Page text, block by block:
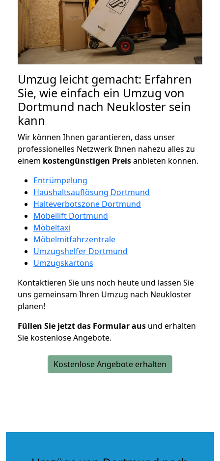
Umzug leicht gemacht: Erfahren
Sie, wie einfach ein Umzug von
Dortmund nach Neukloster sein
kann
Wir können Ihnen garantieren, dass unser
professionelles Netzwerk Ihnen nahezu alles zu
einem kostengünstigen Preisanbieten können.
Entrümpelung
Haushaltsauflösung Dortmund
Halteverbotszone Dortmund
Möbellift Dortmund
Möbeltaxi
Möbelmitfahrzentrale
Umzugshelfer Dortmund
Umzugskartons
Kontaktieren Sie uns noch heute und lassen Sie
uns gemeinsam Ihren Umzug nach Neukloster
planen!
Füllen Sie jetzt das Formular aus und erhalten
Sie kostenlose Angebote.
Kostenlose Angebote erhalten